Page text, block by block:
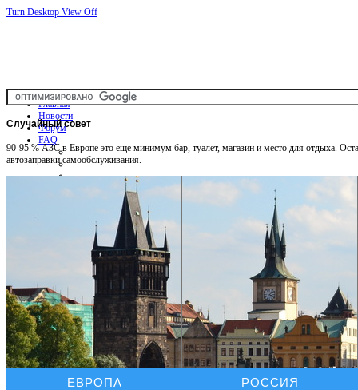
Turn Desktop View Off
Главная
Новости
Форум
FAQ
Общая информация
Советы Автотуристу
Правила дор.движения
Карты и путеводители
Интерактивная карта
Карты платных дорог
Карта сайта
Услуги On-line
Случайныйсовет
90-95 % АЗС в Европе это еще минимум бар, туалет, магазин и место для отдыха.
автозаправки самообслуживания.
ЕВРОПА РОССИЯ